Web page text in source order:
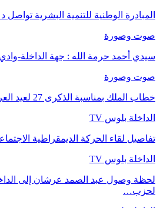
المبادرة الوطنية للتنمية البشرية
صوت وصورة
سيدي أحمد حرمة الله : جهة الداخلة-
صوت وصورة
خطاب الملك بمناسبة الذكرى 27 لعيد العرش.
الداخلة بلوس TV
تفاصيل لقاء الحركة الديمقراطية
الداخلة بلوس TV
لحظة وصول عبد الصمد عرشان إلى
لحزب…